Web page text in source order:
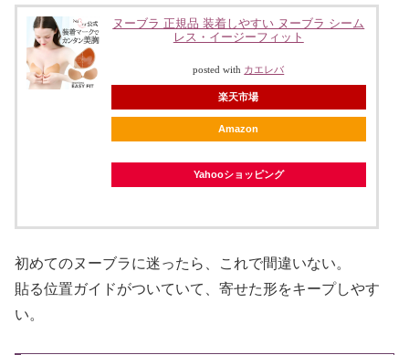
ヌーブラ 正規品 装着しやすい ヌーブラ シーム
レス・イージーフィット
posted with カエレバ
楽天市場
Amazon
Yahooショッピング
初めてのヌーブラに迷ったら、これで間違いない。
貼る位置ガイドがついていて、寄せた形をキープしやす
い。